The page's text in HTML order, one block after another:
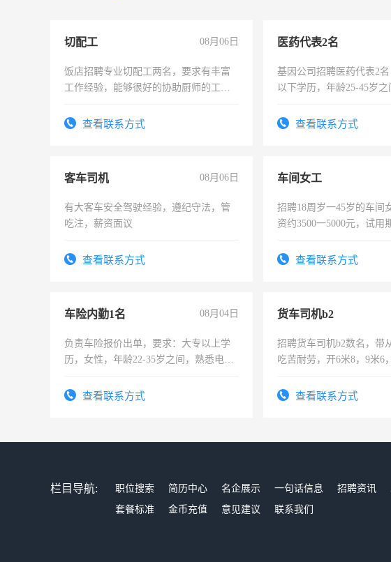
切配工 08月06日
饭店招聘专业切配工两名，要求有丰富
工作经验，能够很好的协助厨师的工
4500。查看联系方式
医药代表2名
基因公司招聘医药代表2
以下学历，年龄25-45岁
表或者有医学资质的优先
查看联系方式
客车司机 08月06日
有大客车安全驾驶经验，遵纪守法，管
吃注，薪资面议
查看联系方式
车间女工
招聘18周岁一45岁的车间
资约3500一5000元，试用
查看联系方式
车险内勤1名 08月04日
负责车险报价出单，要求：大专以上学
历，女性，年龄22-35岁之间，熟悉电脑
试用期1-3个月，转正后交纳五险，
查看联系方式
货车司机b2
招聘货车司机b2数名，带
吃苦耐劳，开6米8，9米6
查看联系方式
栏目导航: 职位搜索 简历中心 名企展示 一句话信息 招聘资讯
套餐标准
金币充值 意见建议 联系我们